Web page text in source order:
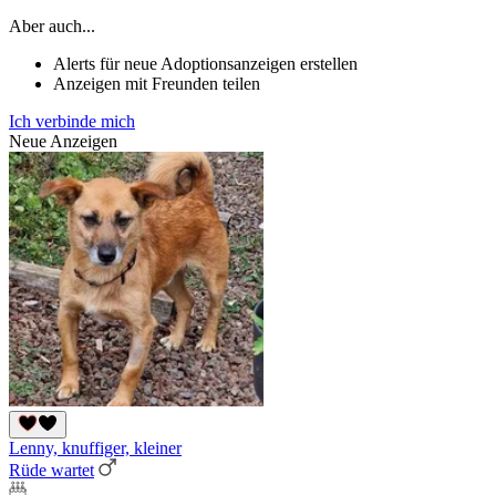
Aber auch...
Alerts für neue Adoptionsanzeigen erstellen
Anzeigen mit Freunden teilen
Ich verbinde mich
Neue Anzeigen
Lenny, knuffiger, kleiner
Rüde wartet